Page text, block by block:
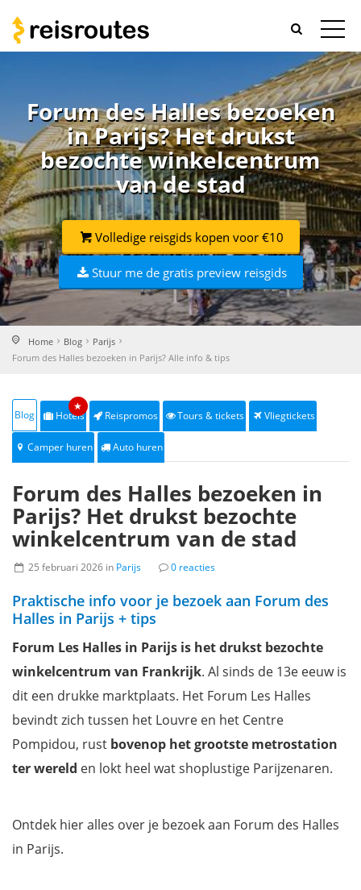
Forum des Halles bezoeken
in Parijs? Het drukst
bezochte winkelcentrum
van de stad
Volledige reisgids kopen voor €10
Stuur me de gratis preview reisgids
Home Blog
Parijs
Forum des Halles bezoeken in Parijs? Alle info & tips
Blog Hotels
★
Reispromos Tours & tickets Vliegtickets
Camper huren Auto huren
Forum des Halles bezoeken in
Parijs? Het drukst bezochte
winkelcentrum van de stad
25 februari 2026 in Parijs 0 reacties
Praktische info voor je bezoek aan Forum des
Halles in Parijs + tips
Forum Les Halles in Parijs is het drukst bezochte
winkelcentrum van Frankrijk. Al sinds de 13e eeuw is
dit een drukke marktplaats. Het Forum Les Halles
bevindt zich tussen het Louvre en het Centre
Pompidou, rust bovenop het grootste metrostation
ter wereld en lokt heel wat shoplustige Parijzenaren.
Ontdek hier alles over je bezoek aan Forum des Halles
in Parijs.